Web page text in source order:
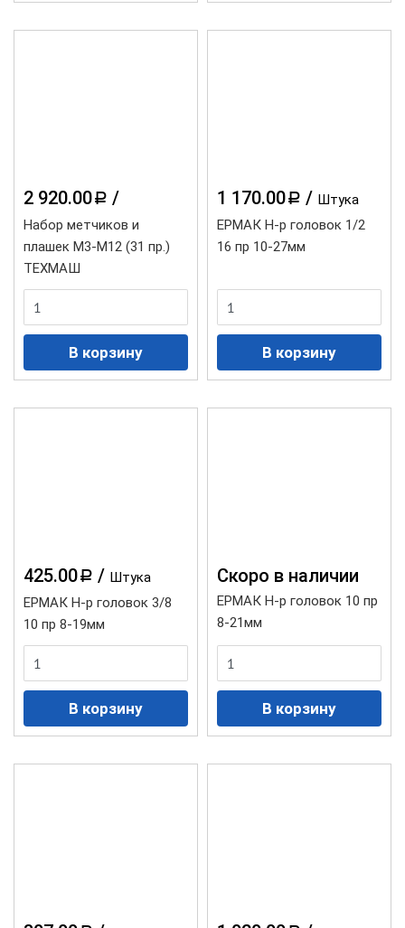
2 920.00 a /
Набор метчиков и
плашек М3-М12 (31 пр.)
ТЕХМАШ
1 170.00 a / Штука
ЕРМАК Н-р головок 1/2
16 пр 10-27мм
425.00 a / Штука
ЕРМАК Н-р головок 3/8
10 пр 8-19мм
Cкоро в наличии
ЕРМАК Н-р головок 10 пр
8-21мм